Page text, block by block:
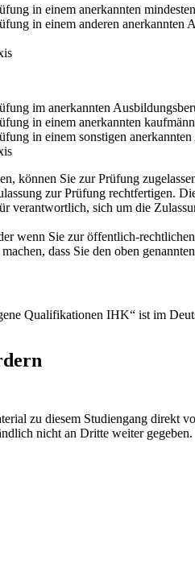
in einem anerkannten
in einem anderen
im anerkannten
in einem anerkannten
in einem sonstigen
können Sie zur Prüfung
zur Prüfung rechtfertigen.
verantwortlich, sich um die
wenn Sie zur öffentlich-
dass Sie den oben
Qualifikationen IHK“ ist im
zu diesem Studiengang
nicht an Dritte weiter gegeben.